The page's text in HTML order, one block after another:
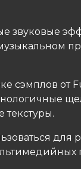
звуковые
сэмплов от
текстуры.
для